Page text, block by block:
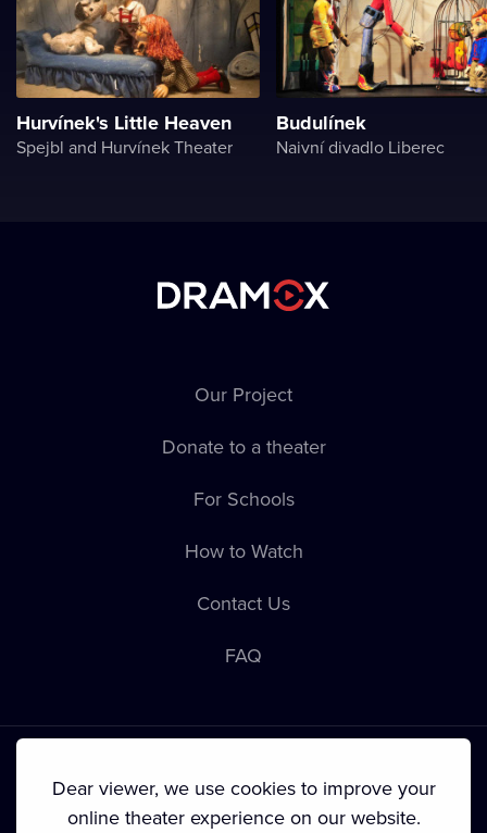
Hurvínek's Little Heaven
Spejbl and Hurvínek Theater
Budulínek
Naivní divadlo Liberec
Our Project
Donate to a theater
For Schools
How to Watch
Contact Us
FAQ
Dear viewer, we use cookies to improve your
online theater experience on our website.